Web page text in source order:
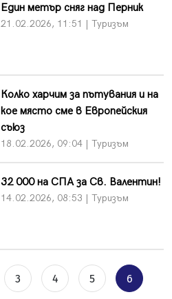
Един метър сняг над Перник
21.02.2026, 11:51 | Туризъм
Колко харчим за пътувания и на
кое място сме в Европейския
съюз
18.02.2026, 09:04 | Туризъм
32 000 на СПА за Св. Валентин!
14.02.2026, 08:53 | Туризъм
3 4 5 6